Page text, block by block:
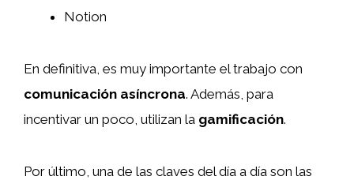
Notion
En definitiva, es muy importante el trabajo con
comunicación asíncrona. Además, para
incentivar un poco, utilizan la gamificación.
Por último, una de las claves del día a día son las